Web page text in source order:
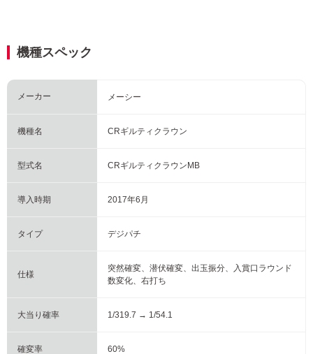
機種スペック
メーカー メーシー
機種名 CRギルティクラウン
型式名 CRギルティクラウンMB
導入時期 2017年6月
タイプ デジパチ
仕様
突然確変、潜伏確変、出玉振分、入賞口ラウンド
数変化、右打ち
大当り確率 1/319.7 → 1/54.1
確変率 60%